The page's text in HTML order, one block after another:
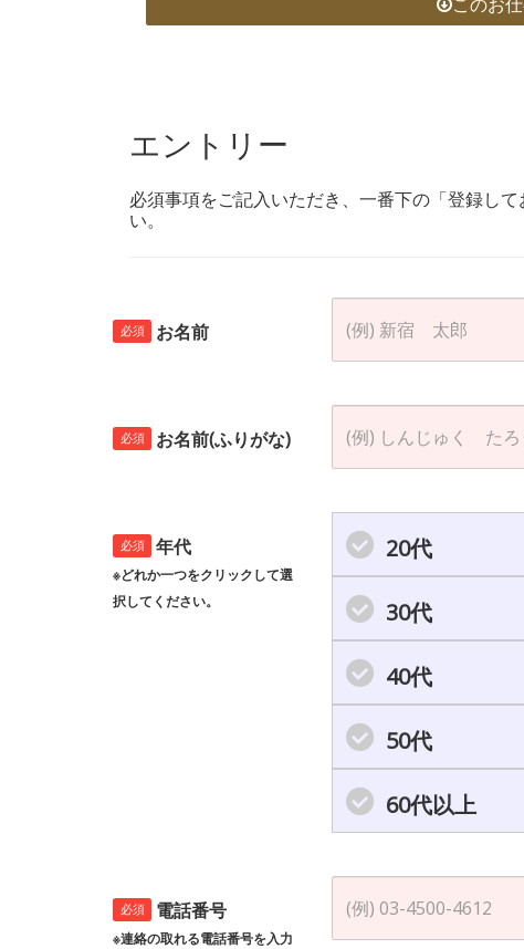
エントリー
必須事項をご記入いただき、一番下の「登録し
い。
必須 お名前
必須 お名前(ふりがな)
必須 年代
※どれか一つをクリックして選
択してください。
20代
30代
40代
50代
60代以上
必須 電話番号
※連絡の取れる電話番号を入力